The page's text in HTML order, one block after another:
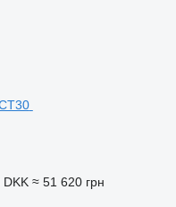
DKK ≈ 51 620 грн